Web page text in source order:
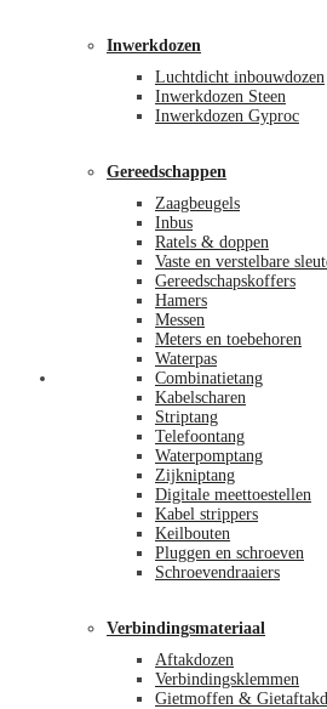
Inwerkdozen
Luchtdicht inbouwdozen
Inwerkdozen Steen
Inwerkdozen Gyproc
Gereedschappen
Zaagbeugels
Inbus
Ratels & doppen
Vaste en verstelbare
Gereedschapskoffers
Hamers
Messen
Meters en toebehoren
Waterpas
Combinatietang
Kabelscharen
Striptang
Telefoontang
Waterpomptang
Zijkniptang
Digitale meettoestellen
Kabel strippers
Keilbouten
Pluggen en schroeven
Schroevendraaiers
Verbindingsmateriaal
Aftakdozen
Verbindingsklemmen
Gietmoffen &